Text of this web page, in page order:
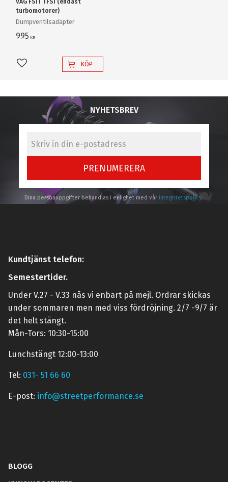
VAG FSiT TFSi (endast
turbomotorer)
Dumpventilsadapter
995 KR
Lägg till i favoriter
KÖP
NYHETSBREV
PRENUMERERA
Dina personuppgifter behandlas i enlighet med vår integritetspolicy.
Kundtjänst telefon:
Semestertider.
Under V.27 - V.33 nås vi enbart på mejl. Ordrar skickas
under sommaren men med viss fördröjning. 2/7 -9/7 är
det helt stängt.
Mån-Tors: 10:30-15:00
Lunchstängt 12:00-13:00
Tel: 031- 51 66 60
E-post: info@streetperformance.se
BLOGG